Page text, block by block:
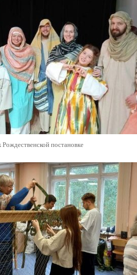
Рождественской постановке